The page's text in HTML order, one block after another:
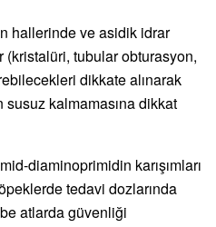
hallerinde ve asidik idrar
(kristalüri, tubular obturasyon,
dikkate alınarak
susuz kalmamasına dikkat
diaminoprimidin karışımları
tedavi dozlarında
atlarda güvenliği